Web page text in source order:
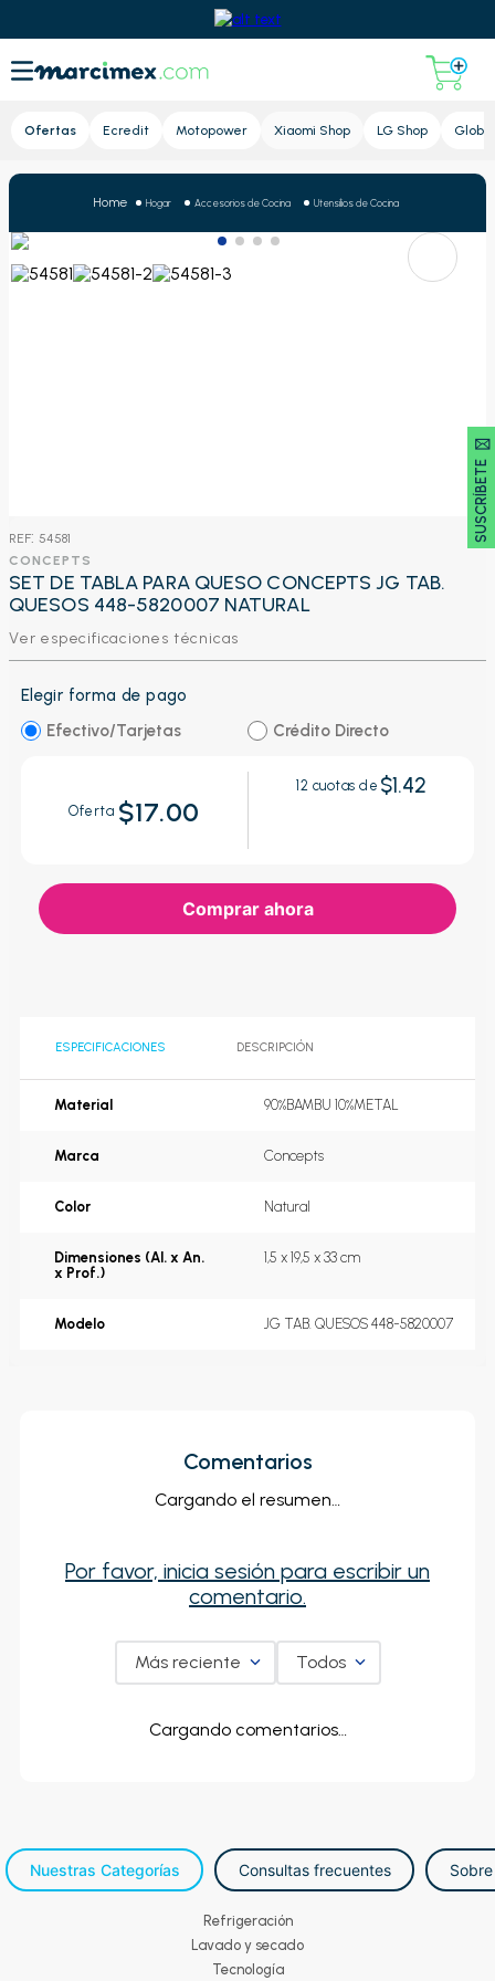
Ofertas Ecredit Motopower Xiaomi Shop LG Shop Global
SUSCRÍBETE 🖂
Hogar Accesorios de Cocina Utensilios de Cocina
: 54581
CONCEPTS
SET DE TABLA PARA QUESO CONCEPTS JG TAB.
QUESOS 448-5820007 NATURAL
Ver especificaciones técnicas
Elegir forma de pago
Efectivo/Tarjetas
Crédito Directo
Oferta $17.00
12 cuotas de $1.42
Comprar ahora
ESPECIFICACIONES DESCRIPCIÓN
Material 90%BAMBU 10%METAL
Marca Concepts
Color Natural
Dimensiones (Al. x An.
x Prof.)
1,5 x 19,5 x 33 cm
Modelo JG TAB. QUESOS 448-5820007
Comentarios
Cargando el resumen…
Por favor, inicia sesión para escribir un
comentario.
Más reciente Todos
Cargando comentarios…
Nuestras Categorías Consultas frecuentes
Refrigeración
Lavado y secado
Tecnología